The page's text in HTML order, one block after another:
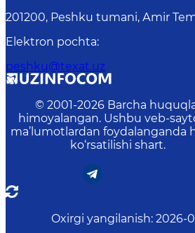
201200, Peshku tumani, Аmir
Elektron pochta:
peshku@texat.uz
© 2001-2026 Barcha
himoyalangan. Ushbu veb-
ma’lumotlardan foydalanganda
ko‘rsatilishi shart.
Oxirgi yangilanish: 2026-